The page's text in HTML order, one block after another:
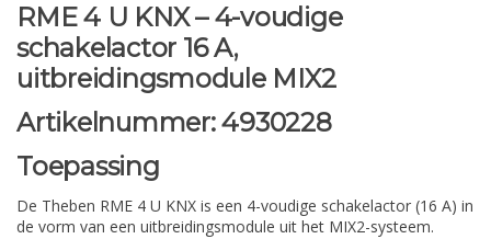
RME 4 U KNX – 4-voudige
schakelactor 16 A,
uitbreidingsmodule MIX2
Artikelnummer:4930228
Toepassing
De Theben RME 4 U KNX is een 4-voudige schakelactor (16 A) in
de vorm van een uitbreidingsmodule uit het MIX2-systeem.